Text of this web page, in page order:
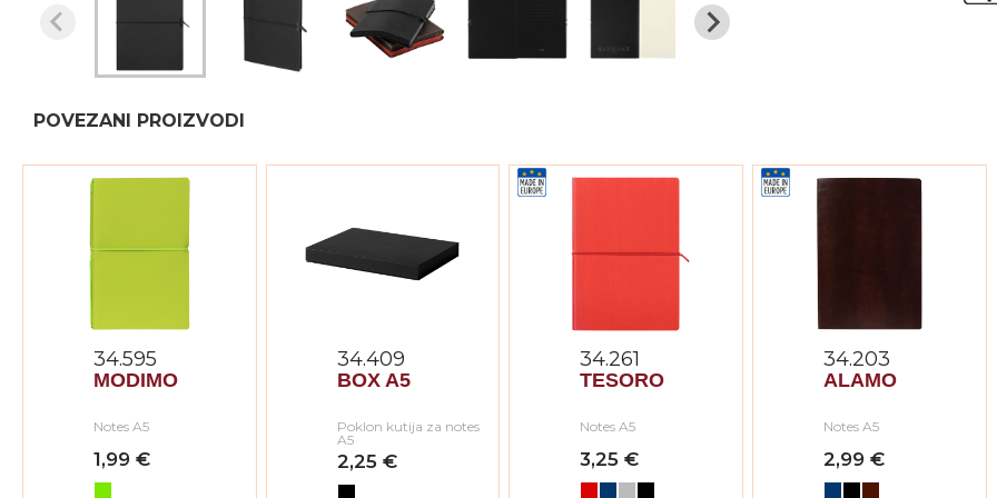
POVEZANI PROIZVODI
34.595
MODIMO
Notes A5
1,99 €
34.409
BOX A5
Poklon kutija za notes
A5
2,25 €
34.261
TESORO
Notes A5
3,25 €
34.203
ALAMO
Notes A5
2,99 €